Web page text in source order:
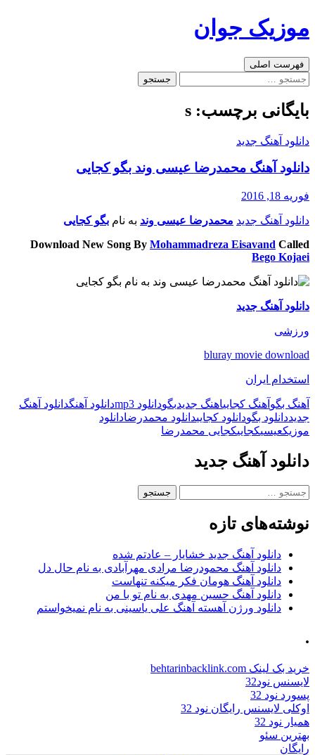
به
موزیک جوان
جست‌وجو
فهرست اصلی
جستجو
بایگانی برچسب: s
دانلود آهنگ جدید
دانلود آهنگ محمدرضا عیسی وند بگو کجایی
فوریه 18, 2016
دانلود آهنگ جدید محمدرضا عیسی وند به نام بگو کجایی
Download New Song By Mohammadreza Eisavand Called
Bego Kojaei
دانلود آهنگ جدید
ورزشی
bluray movie download
استخدام ایران
آهنگ بگو آهنگ کجاییاهنگ جدیدبگودانلود mp3 دانلود آهنگدانلود آهنگ
جدیددانلود بگودانلود کجاییدانلود محمدرضادانلود
موزیکعیسیکجاییکجایی محمدرضا
دانلود آهنگ جدید
جستجو
نوشته‌های تازه
دانلود آهنگ جدید خشایار – عادتم شده
دانلود آهنگ محمودرضا مرادی مهرآبادی به نام حال دل
دانلود آهنگ هومان فکر میکنه تنهاست
دانلود آهنگ حسین مهدی به نام تو با من
دانلود ورژن آهسته آهنگ علی یاسینی به نام نمیخواستم
.
خرید بک لینک behtarinbacklink.com
لایسنس نود32
پسورد نود 32
اوکلی لایسنس رایگان نود 32
همیار نود 32
بهترین سئو
رایگان